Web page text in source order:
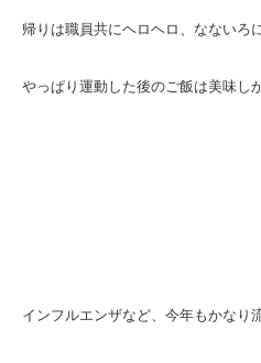
帰りは職員共にヘロヘロ、なないろ
やっぱり運動した後のご飯は美味し
インフルエンザなど、今年もかなり